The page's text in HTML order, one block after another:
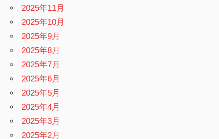
2025年11月
2025年10月
2025年9月
2025年8月
2025年7月
2025年6月
2025年5月
2025年4月
2025年3月
2025年2月